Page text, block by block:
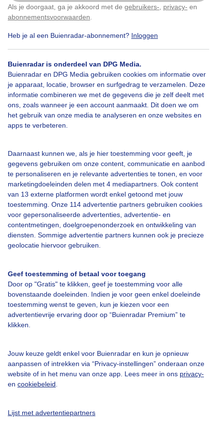
Als je doorgaat, ga je akkoord met de gebruikers- privacy- en
abonnementsvoorwaarden
Heb je al een Buienradar-abonnement? Inloggen
Buienradar is onderdeel van DPG Media.
Buienradar en DPG Media gebruiken cookies om informatie over
je apparaat, locatie, browser en surfgedrag te verzamelen. Deze
informatie combineren we met de gegevens die je zelf deelt met
ons, zoals wanneer je een account aanmaakt. Dit doen we om
het gebruik van onze media te analyseren en onze websites en
apps te verbeteren.
Daarnaast kunnen we, als je hier toestemming voor geeft, je
gegevens gebruiken om onze content, communicatie en aanbod
te personaliseren en je relevante advertenties te tonen, en voor
marketingdoeleinden delen met 4 mediapartners. Ook content
van 13 externe platformen wordt enkel getoond met jouw
toestemming. Onze 114 advertentie partners gebruiken cookies
voor gepersonaliseerde advertenties, advertentie- en
contentmetingen, doelgroepenonderzoek en ontwikkeling van
diensten. Sommige advertentie partners kunnen ook je precieze
geolocatie hiervoor gebruiken.
Geef toestemming of betaal voor toegang
Door op "Gratis" te klikken, geef je toestemming voor alle
bovenstaande doeleinden. Indien je voor geen enkel doeleinde
toestemming wenst te geven, kun je kiezen voor een
advertentievrije ervaring door op “Buienradar Premium” te
klikken.
Jouw keuze geldt enkel voor Buienradar en kun je opnieuw
aanpassen of intrekken via “Privacy-instellingen” onderaan onze
website of in het menu van onze app. Lees meer in ons privacy-
en cookiebeleid
Lijst met advertentiepartners
1
Bekijk slideshow
Een moment geduld aub...
Over Buienradar
Veelgestelde vragen
Contact
Toegankelijkheid
Gebruikersvoorwaarden
Buienradar Team
Privacy beleid
Privacy instellingen
Klik hierom dit aan te passen